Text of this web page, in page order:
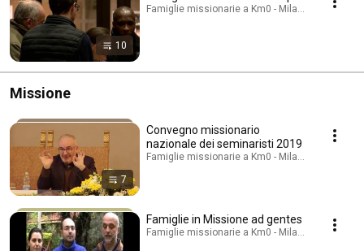
10
Famiglie missionarie a Km0 - Milano · Playlist
Missione
7
Convegno missionario
nazionale dei seminaristi 2019
Famiglie missionarie a Km0 - Milano · Playlist
Famiglie in Missione ad gentes
Famiglie missionarie a Km0 - Milano · Playlist